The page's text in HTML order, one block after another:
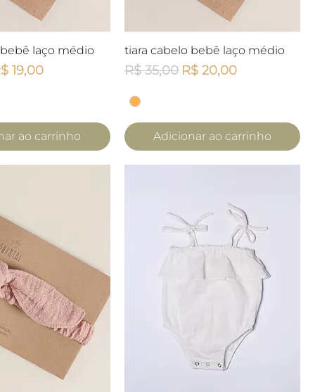
rápida
laço médio
promocional
19,00
ao carrinho
Visualização rápida
tiara cabelo bebê laço médio
Preço normal
R$ 35,00 Preço promocional
R$ 20,00
Adicionar ao carrinho